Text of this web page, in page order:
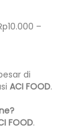
–
di
ACI FOOD.
FOOD.